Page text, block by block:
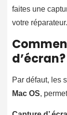
faites une
votre réparateur.
d’écran?
Par défaut, les
Mac OS,